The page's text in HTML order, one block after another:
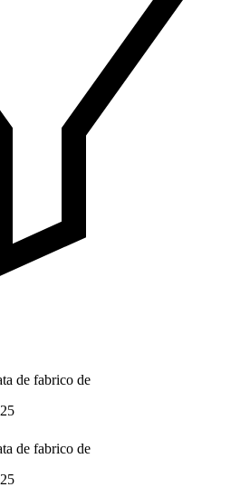
de fabrico de
de fabrico de